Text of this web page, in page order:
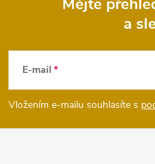
p
a
a
E-mail
Vložením e-mailu souhlasíte s